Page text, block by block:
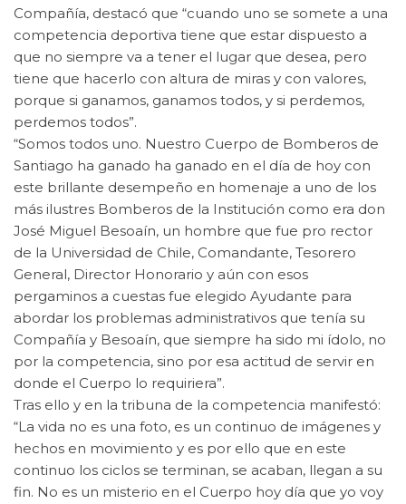
Compañía, destacó que “cuando uno se somete a una
competencia deportiva tiene que estar dispuesto a
que no siempre va a tener el lugar que desea, pero
tiene que hacerlo con altura de miras y con valores,
porque si ganamos, ganamos todos, y si perdemos,
perdemos todos”.
“Somos todos uno. Nuestro Cuerpo de Bomberos de
Santiago ha ganado ha ganado en el día de hoy con
este brillante desempeño en homenaje a uno de los
más ilustres Bomberos de la Institución como era don
José Miguel Besoaín, un hombre que fue pro rector
de la Universidad de Chile, Comandante, Tesorero
General, Director Honorario y aún con esos
pergaminos a cuestas fue elegido Ayudante para
abordar los problemas administrativos que tenía su
Compañía y Besoaín, que siempre ha sido mi ídolo, no
por la competencia, sino por esa actitud de servir en
donde el Cuerpo lo requiriera”.
Tras ello y en la tribuna de la competencia manifestó:
“La vida no es una foto, es un continuo de imágenes y
hechos en movimiento y es por ello que en este
continuo los ciclos se terminan, se acaban, llegan a su
fin. No es un misterio en el Cuerpo hoy día que yo voy